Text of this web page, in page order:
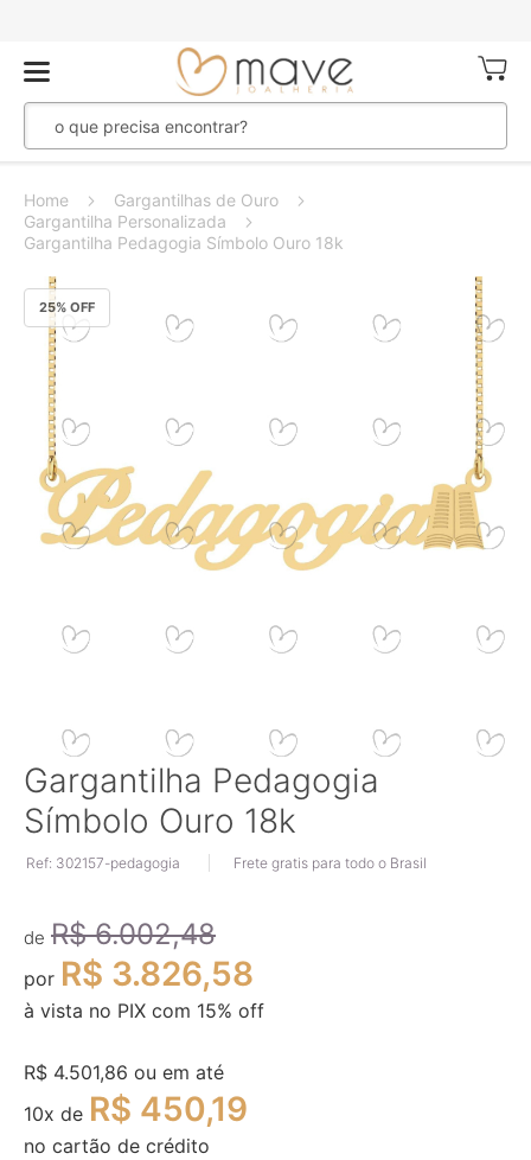
Meu
Home
Gargantilhas de Ouro
Gargantilha Personalizada
Gargantilha Pedagogia Símbolo Ouro 18k
25% OFF
Pular
para
o
final
Galeria
imagens
Saltar
para
o
da
imagens
Gargantilha Pedagogia
Símbolo Ouro 18k
Ref: 302157-pedagogia Frete gratis para todo o Brasil
de R$ 6.002,48
por R$ 3.826,58
à vista no PIX com 15% off
R$ 4.501,86 ou em até
10x de R$ 450,19
no cartão de crédito